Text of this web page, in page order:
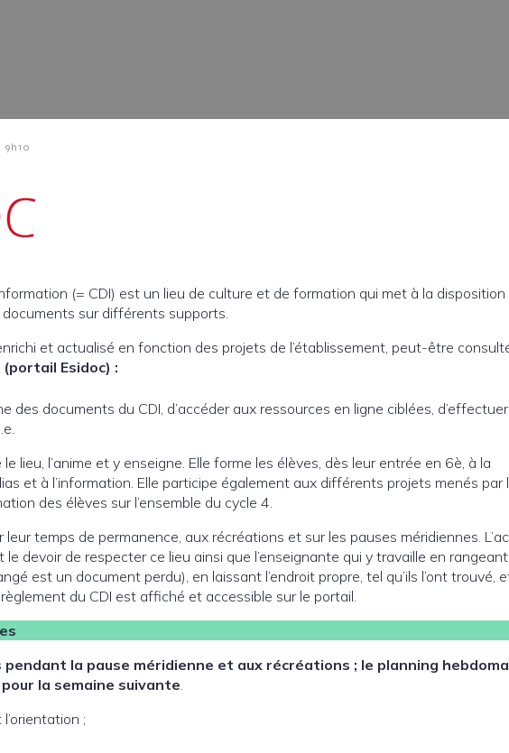
9h10
(= CDI) est un lieu de culture et de formation qui met à la disposition
documents sur différents supports.
et actualisé en fonction des projets de l’établissement, peut-être
Esidoc) :
des documents du CDI, d’accéder aux ressources en ligne ciblées,
lieu, l’anime et y enseigne. Elle forme les élèves, dès leur entrée en 6è, à la
et à l’information. Elle participe également aux différents projets menés par
des élèves sur l’ensemble du cycle 4.
temps de permanence, aux récréations et sur les pauses méridiennes.
devoir de respecter ce lieu ainsi que l’enseignante qui y travaille en
est un document perdu), en laissant l’endroit propre, tel qu’ils l’ont trouvé,
du CDI est affiché et accessible sur le portail.
la pause méridienne et aux récréations ; le planning
la semaine suivante.
;